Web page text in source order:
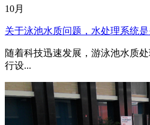
10月
关于泳池水质问题，水处理系统是
随着科技迅速发展，游泳池水质
行设...